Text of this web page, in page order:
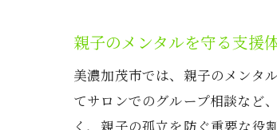
親子のメンタルを守る支援
美濃加茂市では、親子のメンタ
てサロンでのグループ相談など
く、親子の孤立を防ぐ重要な役